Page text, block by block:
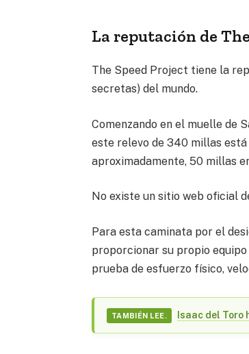
La reputación de
The Speed ​​Project tiene la
secretas) del mundo.
Comenzando en el muelle de
este relevo de 340 millas
aproximadamente, 50 millas
No existe un sitio web oficial
Para esta caminata por el
proporcionar su propio
prueba de esfuerzo físico,
TAMBIÉN LEE. Isaac del Toro